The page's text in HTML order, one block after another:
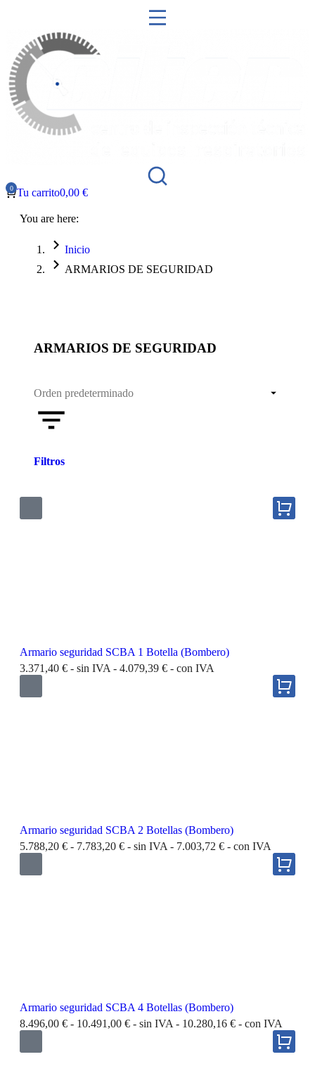
Tu carrito0,00 €
You are here:
Inicio
ARMARIOS DE SEGURIDAD
ARMARIOS DE SEGURIDAD
Filtros
Armario seguridad SCBA 1 Botella (Bombero)
3.371,40 € - sin IVA - 4.079,39 € - con IVA
Armario seguridad SCBA 2 Botellas (Bombero)
5.788,20 € - 7.783,20 € - sin IVA - 7.003,72 € - con IVA
Armario seguridad SCBA 4 Botellas (Bombero)
8.496,00 € - 10.491,00 € - sin IVA - 10.280,16 € - con IVA